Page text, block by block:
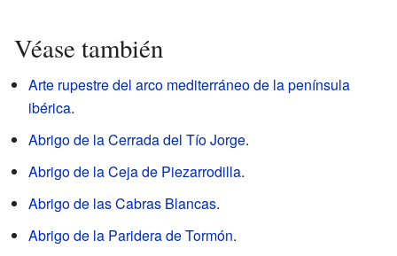
Véase también
Arte rupestre del arco mediterráneo de la península
ibérica.
Abrigo de la Cerrada del Tío Jorge.
Abrigo de la Ceja de Piezarrodilla.
Abrigo de las Cabras Blancas.
Abrigo de la Paridera de Tormón.